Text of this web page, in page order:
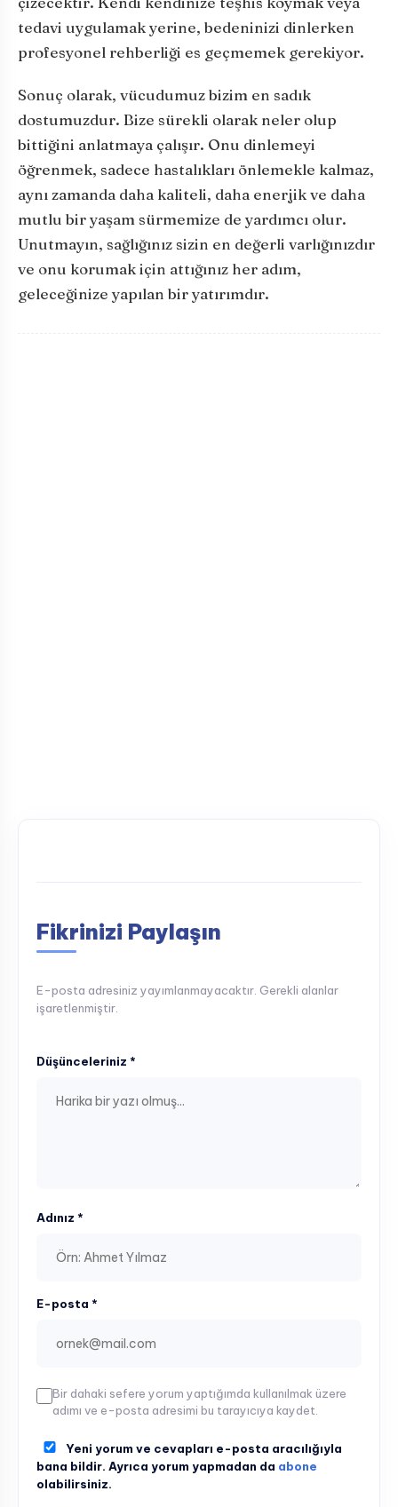
tedavi uygulamak yerine, bedeninizi dinlerken
profesyonel rehberliği es geçmemek gerekiyor.
Sonuç olarak, vücudumuz bizim en sadık
dostumuzdur. Bize sürekli olarak neler olup
bittiğini anlatmaya çalışır. Onu dinlemeyi
öğrenmek, sadece hastalıkları önlemekle kalmaz,
aynı zamanda daha kaliteli, daha enerjik ve daha
mutlu bir yaşam sürmemize de yardımcı olur.
Unutmayın, sağlığınız sizin en değerli varlığınızdır
ve onu korumak için attığınız her adım,
geleceğinize yapılan bir yatırımdır.
Fikrinizi Paylaşın
E-posta adresiniz yayımlanmayacaktır. Gerekli alanlar
işaretlenmiştir.
Düşünceleriniz *
Adınız *
E-posta *
Bir dahaki sefere yorum yaptığımda kullanılmak üzere
adımı ve e-posta adresimi bu tarayıcıya kaydet.
Yeni yorum ve cevapları e-posta aracılığıyla
bana bildir. Ayrıca yorum yapmadan da abone
olabilirsiniz.